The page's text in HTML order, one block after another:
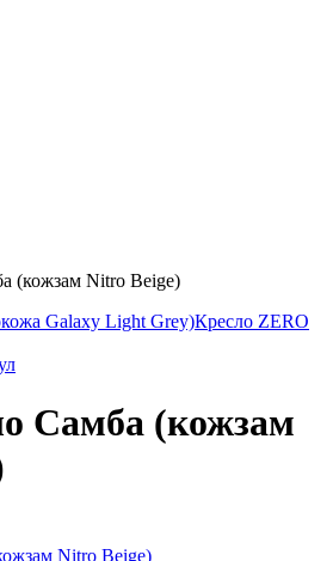
(кожзам Nitro Beige)
Galaxy Light Grey)Кресло ZERO
Самба (кожзам